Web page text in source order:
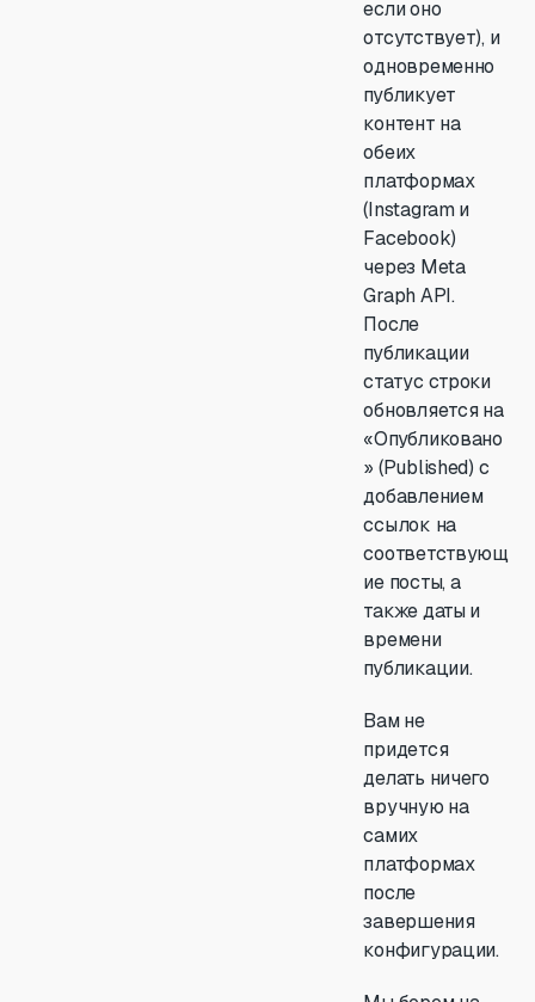
если оно
отсутствует), и
одновременно
публикует
контент на
обеих
платформах
(Instagram и
Facebook)
через Meta
Graph API.
После
публикации
статус строки
обновляется на
«Опубликовано
» (Published) с
добавлением
ссылок на
соответствующ
ие посты, а
также даты и
времени
публикации.
Вам не
придется
делать ничего
вручную на
самих
платформах
после
завершения
конфигурации.